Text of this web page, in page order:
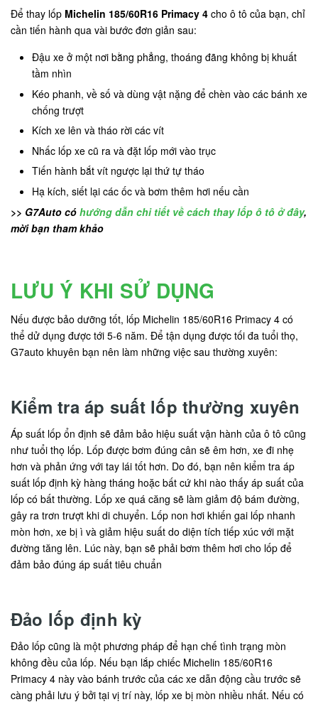
Để thay lốp Michelin 185/60R16 Primacy 4 cho ô tô của bạn, chỉ
cần tiến hành qua vài bước đơn giản sau:
Đậu xe ở một nơi bằng phẳng, thoáng đãng không bị khuất
tầm nhìn
Kéo phanh, về số và dùng vật nặng để chèn vào các bánh xe
chống trượt
Kích xe lên và tháo rời các vít
Nhấc lốp xe cũ ra và đặt lốp mới vào trục
Tiến hành bắt vít ngược lại thứ tự tháo
Hạ kích, siết lại các ốc và bơm thêm hơi nếu cần
>> G7Auto có hướng dẫn chi tiết về cách thay lốp ô tô ở đây,
mời bạn tham khảo
LƯU Ý KHI SỬ DỤNG
Nếu được bảo dưỡng tốt, lốp Michelin 185/60R16 Primacy 4 có
thể dử dụng được tới 5-6 năm. Để tận dụng được tối đa tuổi thọ,
G7auto khuyên bạn nên làm những việc sau thường xuyên:
Kiểm tra áp suất lốp thường xuyên
Áp suất lốp ổn định sẽ đảm bảo hiệu suất vận hành của ô tô cũng
như tuổi thọ lốp. Lốp được bơm đúng cân sẽ êm hơn, xe đi nhẹ
hơn và phản ứng với tay lái tốt hơn. Do đó, bạn nên kiểm tra áp
suất lốp định kỳ hàng tháng hoặc bất cứ khi nào thấy áp suất của
lốp có bất thường. Lốp xe quá căng sẽ làm giảm độ bám đường,
gây ra trơn trượt khi di chuyển. Lốp non hơi khiến gai lốp nhanh
mòn hơn, xe bị ì và giảm hiệu suất do diện tích tiếp xúc với mặt
đường tăng lên. Lúc này, bạn sẽ phải bơm thêm hơi cho lốp để
đảm bảo đúng áp suất tiêu chuẩn
Đảo lốp định kỳ
Đảo lốp cũng là một phương pháp để hạn chế tình trạng mòn
không đều của lốp. Nếu bạn lắp chiếc Michelin 185/60R16
Primacy 4 này vào bánh trước của các xe dẫn động cầu trước sẽ
càng phải lưu ý bởi tại vị trí này, lốp xe bị mòn nhiều nhất. Nếu có